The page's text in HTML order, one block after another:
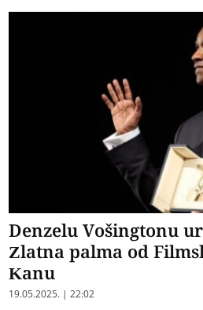
Denzelu Vošingtonu
Zlatna palma od
Kanu
19.05.2025. | 22:02